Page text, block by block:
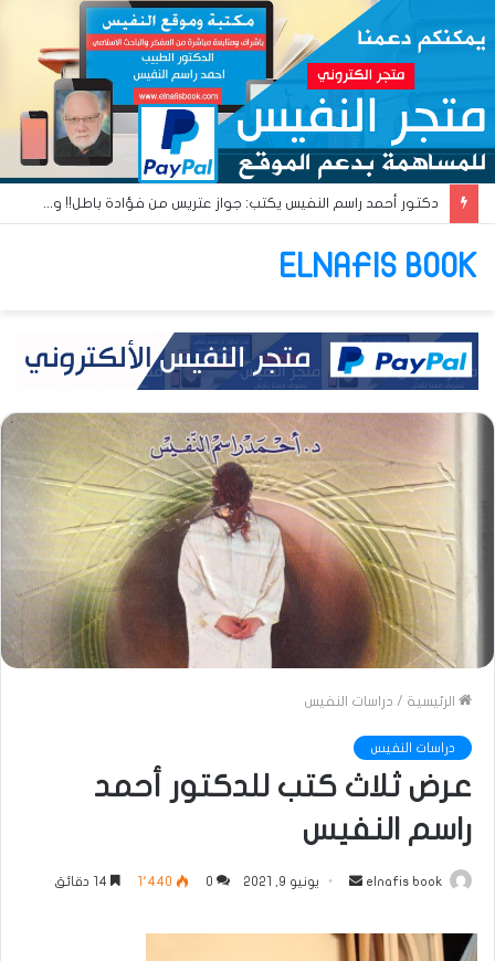
دكتور أحمد راسم النفيس يكتب: جواز عتريس من فؤادة باطل!! وجواز براقش من حُنين فاشل!!
ELNAFIS BOOK
الرئيسية / دراسات النفيس
دراسات النفيس
عرض ثلاث كتب للدكتور أحمد
راسم النفيس
elnafis book
أرسل
إلكترونيا
يونيو 9, 2021 0 1٬440